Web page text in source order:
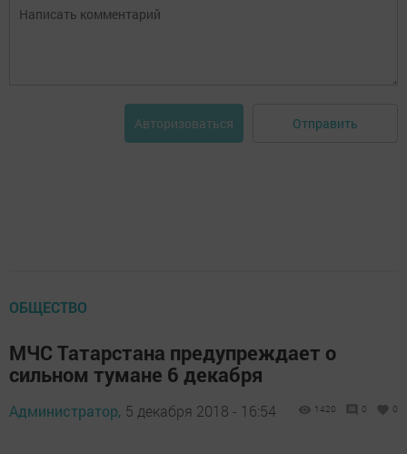
Авторизоваться Отправить
ОБЩЕСТВО
МЧС Татарстана предупреждает о
сильном тумане 6 декабря
Администратор, 5 декабря 2018 - 16:54 1420 0 0